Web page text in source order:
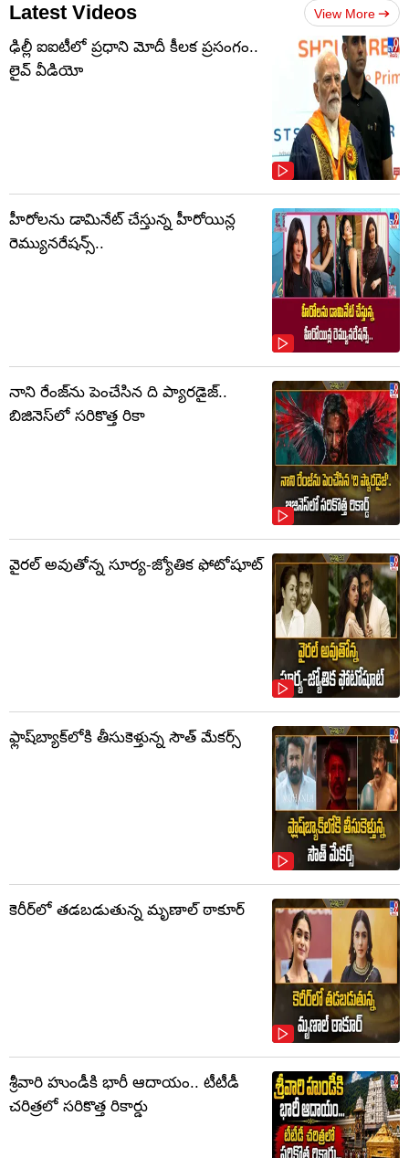
Latest Videos View More
ఢిల్లీ ఐఐటీలో ప్రధాని మోదీ కీలక ప్రసంగం..
లైవ్ వీడియో
హీరోలను డామినేట్ చేస్తున్న హీరోయిన్ల
రెమ్యునరేషన్స్..
నాని రేంజ్‌ను పెంచేసిన ది ప్యారడైజ్..
బిజినెస్‌లో సరికొత్త రికా
వైరల్ అవుతోన్న సూర్య-జ్యోతిక ఫోటోషూట్
ఫ్లాష్‌బ్యాక్‌లోకి తీసుకెళ్తున్న సౌత్‌ మేకర్స్‌
కెరీర్‌లో తడబడుతున్న మృణాల్ ఠాకూర్
శ్రీవారి హుండీకి భారీ ఆదాయం.. టీటీడీ
చరిత్రలో సరికొత్త రికార్డు